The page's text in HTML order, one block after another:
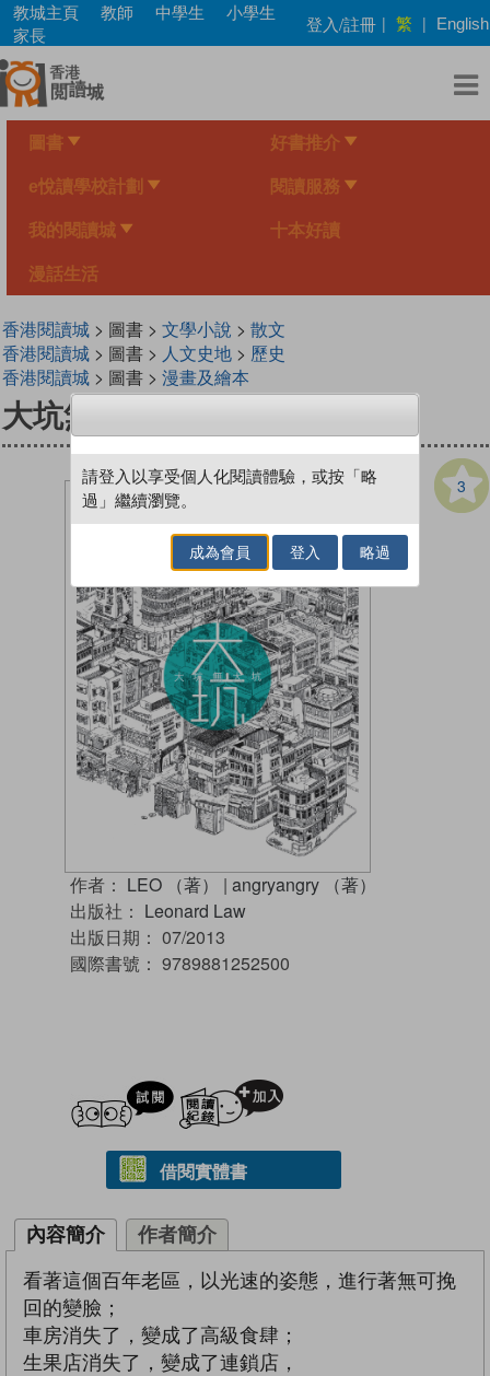
Skip
main
content
教城主頁 教師 中學生
小學生
家長
登入/註冊 | 繁 | English
圖書 好書推介
e悅讀學校計劃 閱讀服務
我的閱讀城 十本好讀
漫話生活
香港閱讀城> 圖書 > 文學小說 > 散文
香港閱讀城> 圖書 > 人文史地> 歷史
香港閱讀城> 圖書 > 漫畫及繪本
大坑無大坑（在消失中…）
3
作者： LEO （著） | angryangry （著）
出版社： Leonard Law
出版日期： 07/2013
國際書號： 9789881252500
試閲
借閱實體書
內容簡介 作者簡介
看著這個百年老區，以光速的姿態，進行著無可挽
回的變臉；
車房消失了，變成了高級食肆；
生果店消失了，變成了連鎖店，
請登入以享受個人化閱讀體驗，或按「略
過」繼續瀏覽。
成為會員 登入 略過